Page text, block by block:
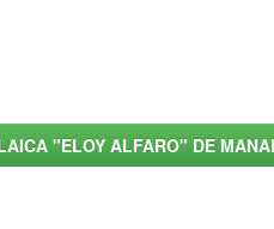
"ELOY ALFARO" DE